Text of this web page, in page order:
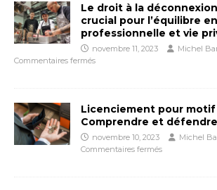
Le droit à la
crucial pour l’équilibre
professionnelle et vie
novembre 11, 2023
Michel
Commentaires fermés
Licenciement pour
Comprendre et
novembre 10, 2023
Michel
Commentaires fermés